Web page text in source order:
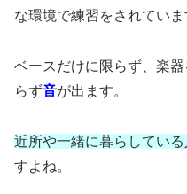
な環境で練習をされていま
ベースだけに限らず、楽
らず音が出ます。
近所や一緒に暮らしてい
すよね。